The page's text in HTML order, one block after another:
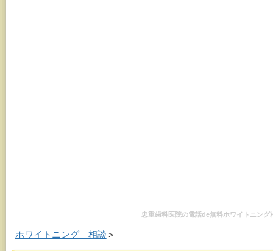
忠重歯科医院の電話de無料ホワイトニング
ホワイトニング 相談 ＞